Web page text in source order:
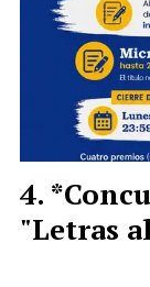
"Letras